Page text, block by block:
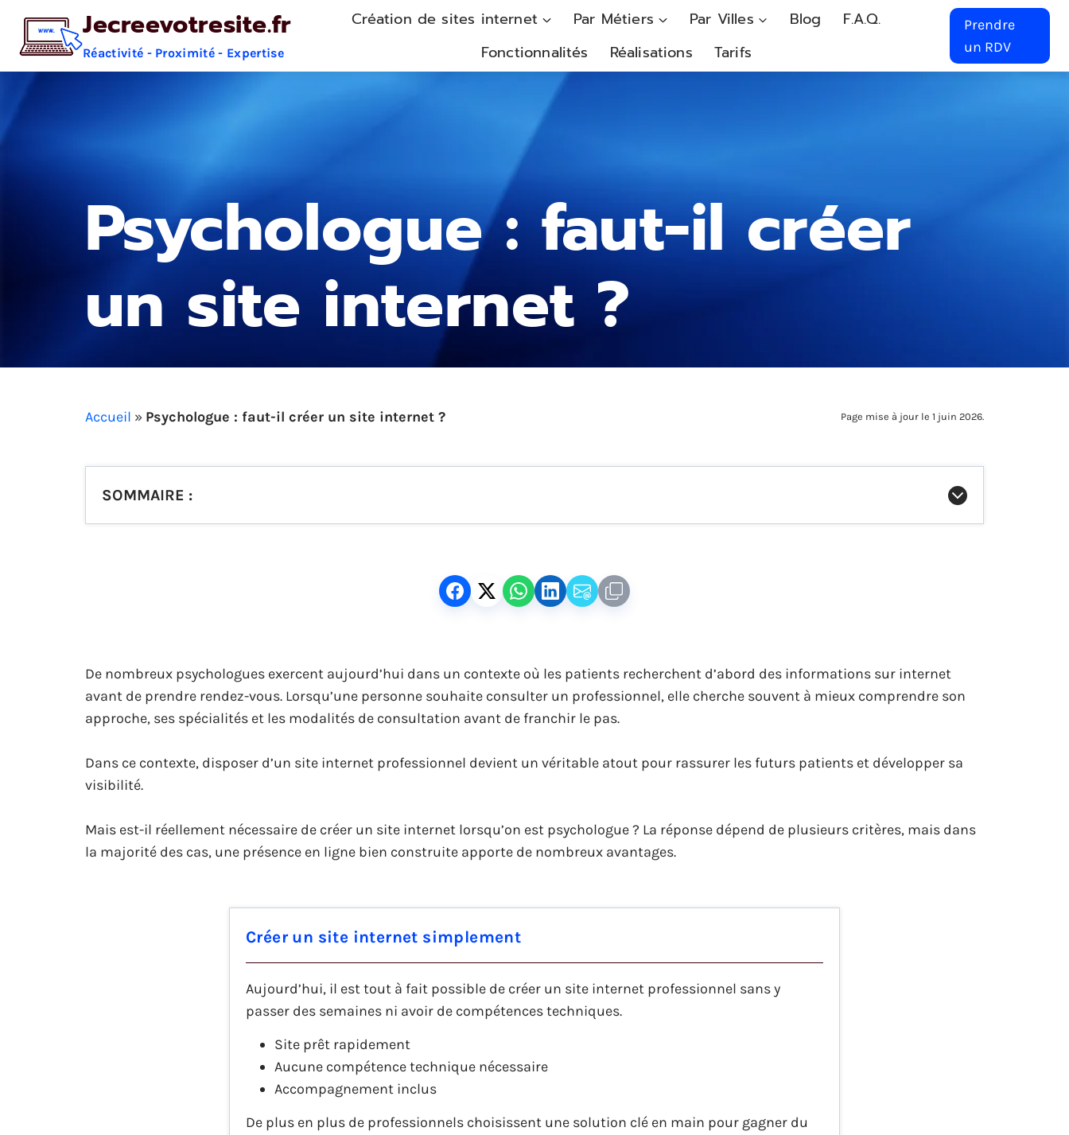
contenu
Jecreevotresite.fr
Réactivité - Proximité - Expertise
Création de sites internet Par Métiers Par Villes Blog
F.A.Q.
Fonctionnalités
Réalisations Tarifs
Prendre
un RDV
Psychologue : faut-il créer
un site internet ?
Accueil » Psychologue : faut-il créer un site internet ? Page mise à jour le 1 juin 2026.
SOMMAIRE :
De nombreux psychologues exercent aujourd’hui dans un contexte où les patients recherchent d’abord des informations sur internet
avant de prendre rendez-vous. Lorsqu’une personne souhaite consulter un professionnel, elle cherche souvent à mieux comprendre son
approche, ses spécialités et les modalités de consultation avant de franchir le pas.
Dans ce contexte, disposer d’un site internet professionnel devient un véritable atout pour rassurer les futurs patients et développer sa
visibilité.
Mais est-il réellement nécessaire de créer un site internet lorsqu’on est psychologue ? La réponse dépend de plusieurs critères, mais dans
la majorité des cas, une présence en ligne bien construite apporte de nombreux avantages.
Créer un site internet simplement
Aujourd’hui, il est tout à fait possible de créer un site internet professionnel sans y
passer des semaines ni avoir de compétences techniques.
Site prêt rapidement
Aucune compétence technique nécessaire
Accompagnement inclus
De plus en plus de professionnels choisissent une solution clé en main pour gagner du